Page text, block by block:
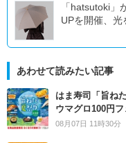
「hatsutoki」
UPを開催、光
あわせて読みたい記事
はま寿司「旨ね
ウマグロ100円
08月07日 11時30分